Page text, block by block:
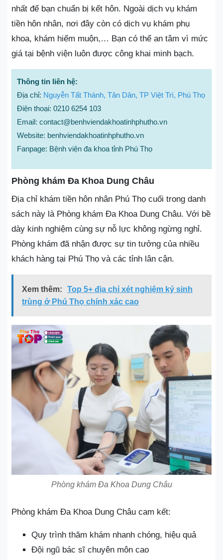
nhất để bạn chuẩn bị kết hôn. Ngoài dịch vụ khám
tiền hôn nhân, nơi đây còn có dịch vụ khám phụ
khoa, khám hiếm muộn,… Bạn có thể an tâm vì mức
giá tại bệnh viện luôn được công khai minh bạch.
Thông tin liên hệ:
Địa chỉ: Nguyễn Tất Thành, Tân Dân, TP Việt Trì, Phú Thọ
Điện thoại: 0210 6254 103
Email: contact@benhviendakhoatinhphutho.vn
Website: benhviendakhoatinhphutho.vn
Fanpage: Bệnh viện đa khoa tỉnh Phú Thọ
Phòng khám Đa Khoa Dung Châu
Địa chỉ khám tiền hôn nhân Phú Thọ cuối trong danh
sách này là Phòng khám Đa Khoa Dung Châu. Với bề
dày kinh nghiệm cùng sự nỗ lực không ngừng nghỉ.
Phòng khám đã nhận được sự tin tưởng của nhiều
khách hàng tại Phú Thọ và các tỉnh lân cận.
Xem thêm:
Top 5+ địa chỉ xét nghiệm ký sinh
trùng ở Phú Thọ chính xác cao
Phòng khám Đa Khoa Dung Châu
Phòng khám Đa Khoa Dung Châu cam kết:
Quy trình thăm khám nhanh chóng, hiệu quả
Đội ngũ bác sĩ chuyên môn cao